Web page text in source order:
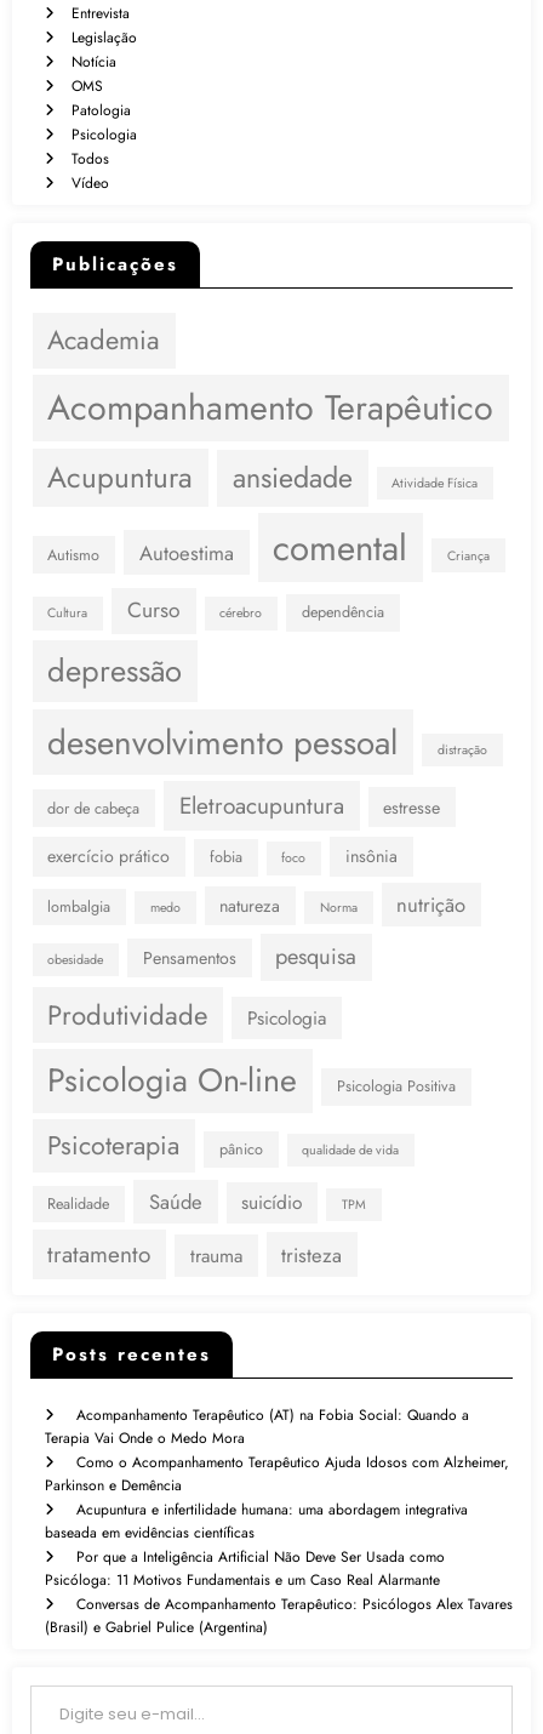
Entrevista
Legislação
Notícia
OMS
Patologia
Psicologia
Todos
Vídeo
Publicações
Academia
Acompanhamento Terapêutico
Acupuntura ansiedade Atividade Física
Autismo Autoestima comental Criança
Cultura Curso cérebro dependência
depressão
desenvolvimento pessoal distração
dor de cabeça Eletroacupuntura estresse
exercício prático fobia foco insônia
lombalgia medo natureza Norma nutrição
obesidade Pensamentos pesquisa
Produtividade Psicologia
Psicologia On-line Psicologia Positiva
Psicoterapia pânico qualidade de vida
Realidade Saúde suicídio TPM
tratamento trauma tristeza
Posts recentes
Acompanhamento Terapêutico (AT) na Fobia Social: Quando a
Terapia Vai Onde o Medo Mora
Como o Acompanhamento Terapêutico Ajuda Idosos com Alzheimer,
Parkinson e Demência
Acupuntura e infertilidade humana: uma abordagem integrativa
baseada em evidências científicas
Por que a Inteligência Artificial Não Deve Ser Usada como
Psicóloga: 11 Motivos Fundamentais e um Caso Real Alarmante
Conversas de Acompanhamento Terapêutico: Psicólogos Alex Tavares
(Brasil) e Gabriel Pulice (Argentina)
Digite seu e-mail…